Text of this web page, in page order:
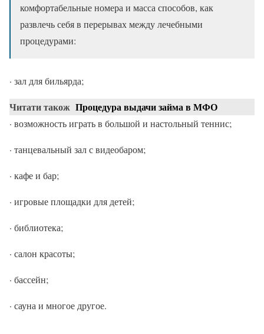
комфортабельные номера и масса способов, как
развлечь себя в перерывах между лечебными
процедурами:
· зал для бильярда;
Читати також Процедура выдачи займа в МФО
· возможность играть в большой и настольный теннис;
· танцевальный зал с видеобаром;
· кафе и бар;
· игровые площадки для детей;
· библиотека;
· салон красоты;
· бассейн;
· сауна и многое другое.